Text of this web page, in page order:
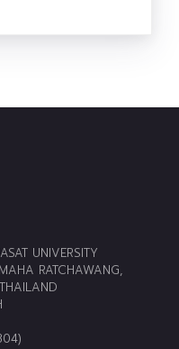
UNIVERSITY
RATCHAWANG,